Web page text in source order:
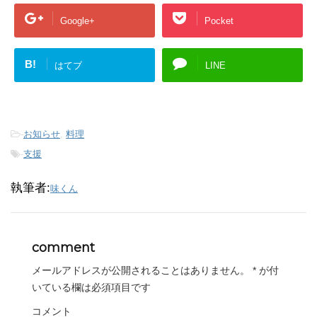
Google+ Pocket
B! はてブ LINE
-お知らせ, 料理
-支援
執筆者:味くん
comment
メールアドレスが公開されることはありません。 * が付
いている欄は必須項目です
コメント